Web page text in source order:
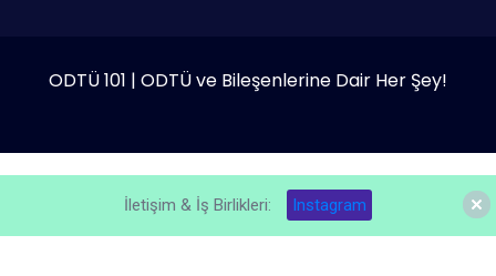
ODTÜ 101 | ODTÜ ve Bileşenlerine Dair Her Şey!
İletişim & İş Birlikleri: Instagram